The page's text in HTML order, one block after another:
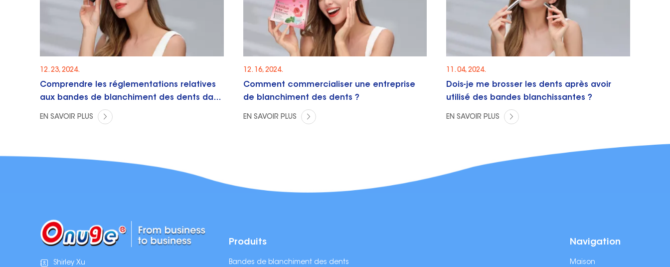
12. 23, 2024.
Comprendre les réglementations relatives
aux bandes de blanchiment des dents dans
différents pays
EN SAVOIR PLUS
12. 16, 2024.
Comment commercialiser une entreprise
de blanchiment des dents ?
EN SAVOIR PLUS
11. 04, 2024.
Dois-je me brosser les dents après avoir
utilisé des bandes blanchissantes ?
EN SAVOIR PLUS
Shirley Xu
Produits
Bandes de blanchiment des dents
Navigation
Maison